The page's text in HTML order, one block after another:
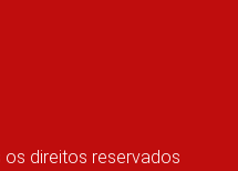
direitos reservados